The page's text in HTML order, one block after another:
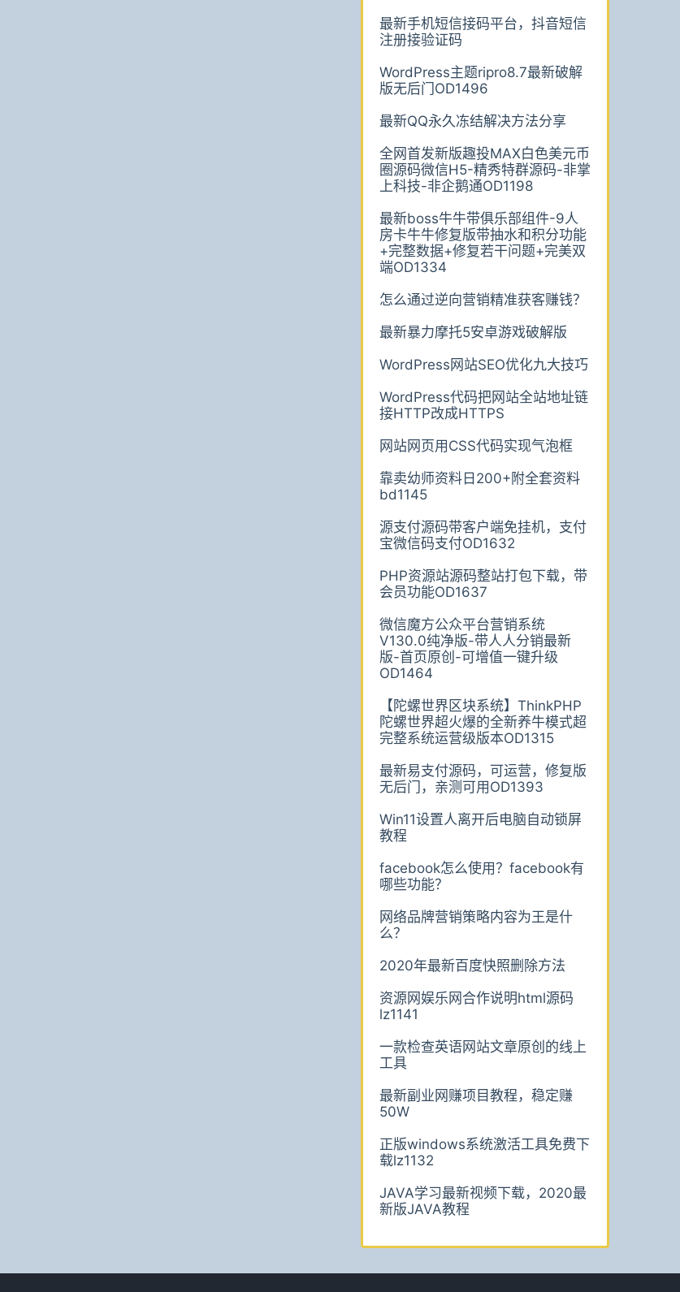
最新手机短信接码平台，抖音短信
注册接验证码
WordPress主题ripro8.7最新破解
版无后门OD1496
最新QQ永久冻结解决方法分享
全网首发新版趣投MAX白色美元币
圈源码微信H5-精秀特群源码-非掌
上科技-非企鹅通OD1198
最新boss牛牛带俱乐部组件-9人
房卡牛牛修复版带抽水和积分功能
+完整数据+修复若干问题+完美双
端OD1334
怎么通过逆向营销精准获客赚钱？
最新暴力摩托5安卓游戏破解版
WordPress网站SEO优化九大技巧
WordPress代码把网站全站地址链
接HTTP改成HTTPS
网站网页用CSS代码实现气泡框
靠卖幼师资料日200+附全套资料
bd1145
源支付源码带客户端免挂机，支付
宝微信码支付OD1632
PHP资源站源码整站打包下载，带
会员功能OD1637
微信魔方公众平台营销系统
V130.0纯净版-带人人分销最新
版-首页原创-可增值一键升级
OD1464
【陀螺世界区块系统】ThinkPHP
陀螺世界超火爆的全新养牛模式超
完整系统运营级版本OD1315
最新易支付源码，可运营，修复版
无后门，亲测可用OD1393
Win11设置人离开后电脑自动锁屏
教程
facebook怎么使用？facebook有
哪些功能？
网络品牌营销策略内容为王是什
么？
2020年最新百度快照删除方法
资源网娱乐网合作说明html源码
lz1141
一款检查英语网站文章原创的线上
工具
最新副业网赚项目教程，稳定赚
50W
正版windows系统激活工具免费下
载lz1132
JAVA学习最新视频下载，2020最
新版JAVA教程